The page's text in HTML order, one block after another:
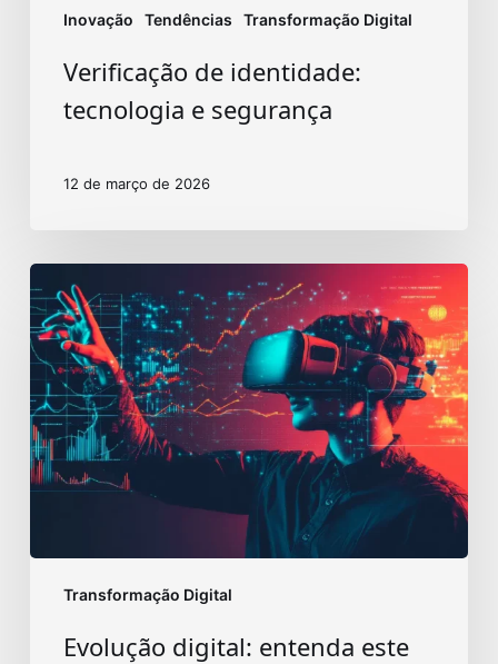
Inovação Tendências Transformação Digital
Verificação de identidade:
tecnologia e segurança
12 de março de 2026
Transformação Digital
digital:
entenda
este
conceito
e
veja
por
Evolução digital: entenda este